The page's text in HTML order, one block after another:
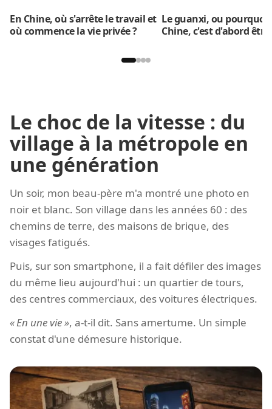
En Chine, où s'arrête le travail et
où commence la vie privée ?
Le guanxi, ou pourquoi
Chine, c'est d'abord être
Le choc de la vitesse : du
village à la métropole en
une génération
Un soir, mon beau-père m'a montré une photo en
noir et blanc. Son village dans les années 60 : des
chemins de terre, des maisons de brique, des
visages fatigués.
Puis, sur son smartphone, il a fait défiler des images
du même lieu aujourd'hui : un quartier de tours,
des centres commerciaux, des voitures électriques.
En une vie , a-t-il dit. Sans amertume. Un simple
constat d'une démesure historique.